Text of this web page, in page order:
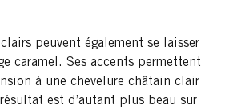
peuvent également se laisser
caramel. Ses accents permettent
à une chevelure châtain clair
est d’autant plus beau sur